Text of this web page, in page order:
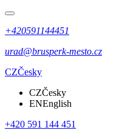
+420591144451
urad@brusperk-mesto.cz
CZČesky
CZČesky
ENEnglish
+420 591 144 451